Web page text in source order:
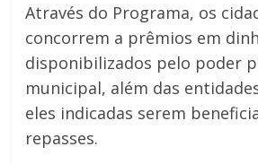
Através do Programa, os
concorrem a prêmios em
disponibilizados pelo poder
municipal, além das
eles indicadas serem
repasses.